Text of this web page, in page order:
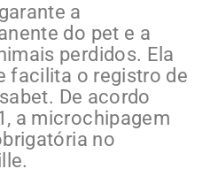
a
do pet e a
perdidos. Ela
facilita o registro de
De acordo
a microchipagem
no